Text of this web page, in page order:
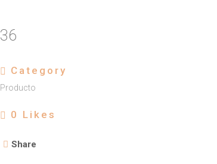
36
Category
Producto
0 Likes
Share